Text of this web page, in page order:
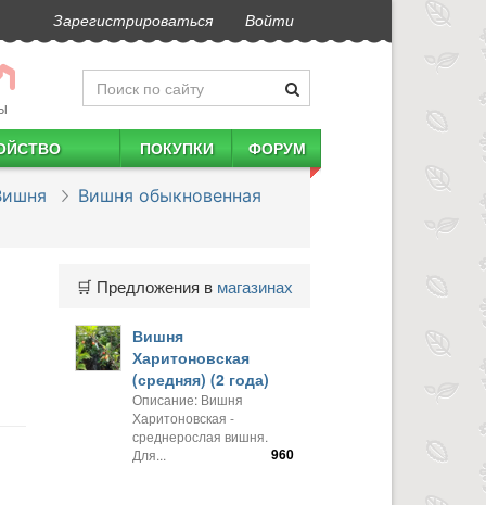
Зарегистрироваться Войти
ПОКУПКИ ФОРУМ
Вишня обыкновенная
🛒 Предложения в магазинах
Вишня
Харитоновская
(средняя) (2 года)
Описание: Вишня
Харитоновская -
среднерослая вишня.
Для...
960